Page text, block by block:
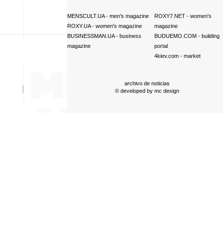
MENSCULT.UA- men's magazine
ROXY.UA- women's magazine
BUSINESSMAN.UA- business
magazine
ROXY7.NET- women's
magazine
BUDUEMO.COM- building
portal
4kiev.com- market
archivo de noticias
© developed by mc design